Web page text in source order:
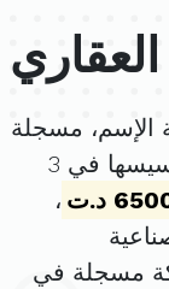
الإسم، مسجلة
. تم تأسيسها في 3
د.ت
،
مسجلة في